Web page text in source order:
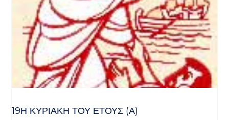
19Η ΚΥΡΙΑΚΉ ΤΟΥ ΈΤΟΥΣ (Α)